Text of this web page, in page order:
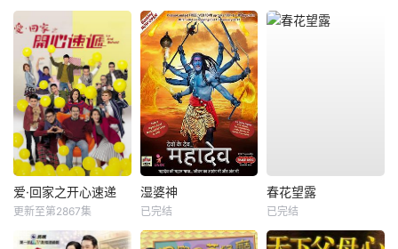
爱·回家之开心速递
更新至第2867集
湿婆神
已完结
春花望露
已完结